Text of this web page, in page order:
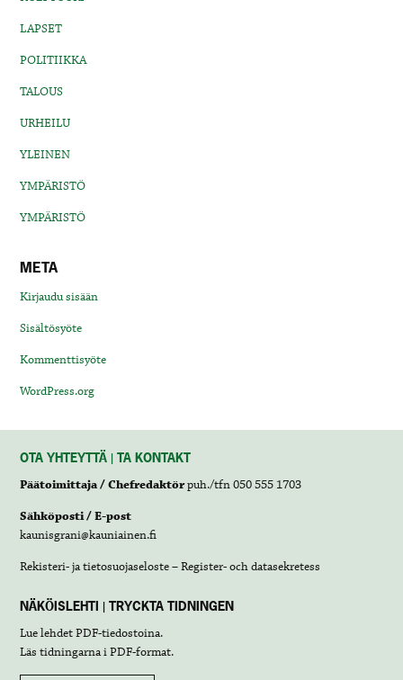
LAPSET
POLITIIKKA
TALOUS
URHEILU
YLEINEN
YMPÄRISTÖ
YMPÄRISTÖ
META
Kirjaudu sisään
Sisältösyöte
Kommenttisyöte
WordPress.org
OTA YHTEYTTÄ | TA KONTAKT
Päätoimittaja / Chefredaktörpuh./tfn 050 555 1703
Sähköposti / E-post
kaunisgrani@kauniainen.fi
Rekisteri- ja tietosuojaseloste – Register- och datasekretess
NÄKÖISLEHTI | TRYCKTA TIDNINGEN
Lue lehdetPDF-tiedostoina.
Läs tidningarna iPDF-format.